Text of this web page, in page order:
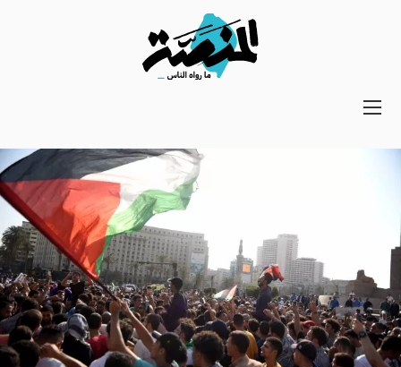
Main